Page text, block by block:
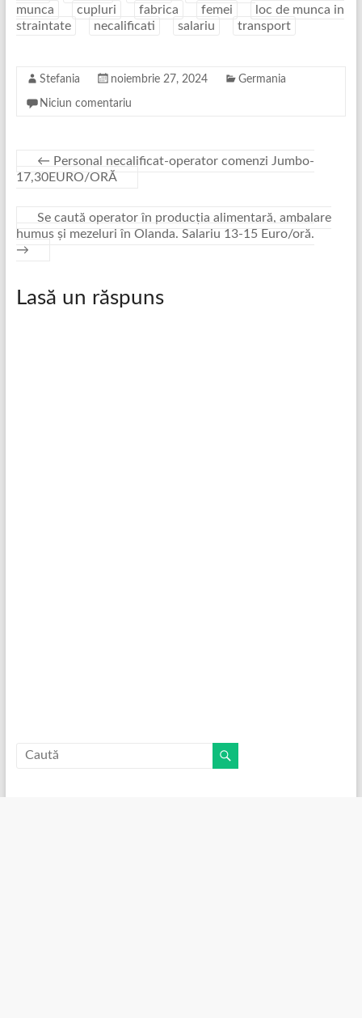
munca cupluri fabrica femei
loc de munca in
straintate
necalificati salariu transport
Stefania noiembrie 27, 2024 Germania
Niciun comentariu
← Personal necalificat-operator comenzi Jumbo-
17,30EURO/ORĂ
Se caută operator în producția alimentară, ambalare
humus și mezeluri în Olanda. Salariu 13-15 Euro/oră.
→
Lasă un răspuns